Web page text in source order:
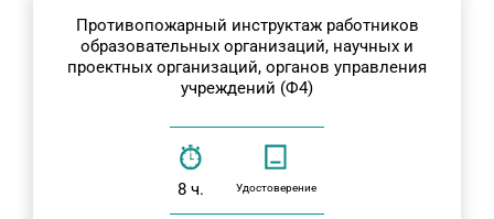
Противопожарный инструктаж работников
образовательных организаций, научных и
проектных организаций, органов управления
учреждений (Ф4)
8 ч. Удостоверение